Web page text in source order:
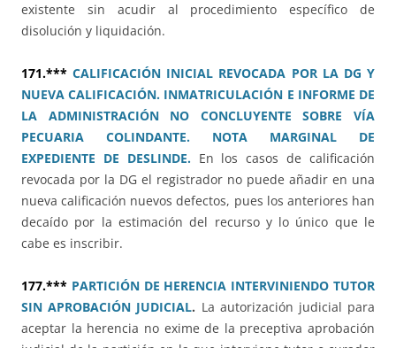
existente sin acudir al procedimiento específico de
disolución y liquidación.
171.*** CALIFICACIÓN INICIAL REVOCADA POR LA DG Y
NUEVA CALIFICACIÓN. INMATRICULACIÓN E INFORME DE
LA ADMINISTRACIÓN NO CONCLUYENTE SOBRE VÍA
PECUARIA COLINDANTE. NOTA MARGINAL DE
EXPEDIENTE DE DESLINDE.En los casos de calificación
revocada por la DG el registrador no puede añadir en una
nueva calificación nuevos defectos, pues los anteriores han
decaído por la estimación del recurso y lo único que le
cabe es inscribir.
177.*** PARTICIÓN DE HERENCIA INTERVINIENDO TUTOR
SIN APROBACIÓN JUDICIAL. La autorización judicial para
aceptar la herencia no exime de la preceptiva aprobación